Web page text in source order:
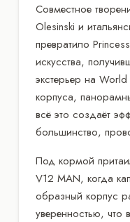
Совместное
Olesinski и
превратило
искусства,
экстерьер на
корпуса,
всё это создаёт
большинство,
Под кормой
V12 MAN, когда
образный корпус
уверенностью, что